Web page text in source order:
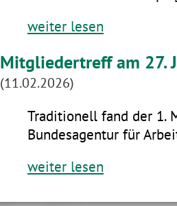
weiter lesen
Mitgliedertreff am 27.
(11.02.2026)
Traditionell fand der 1.
Bundesagentur für
weiter lesen